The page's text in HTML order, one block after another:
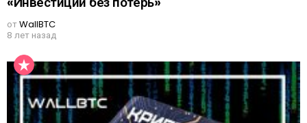
отWallBTC
8 лет назад